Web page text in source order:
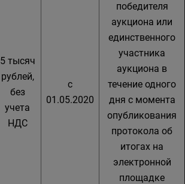
5 тысяч
рублей,
без
учета
НДС
с
01.05.2020
победителя
аукциона или
единственного
участника
аукциона в
течение одного
дня с момента
опубликования
протокола об
итогах на
электронной
площадке